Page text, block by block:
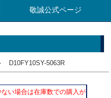
敬誠公式ページ
5063R
い場合は在庫数での購入が